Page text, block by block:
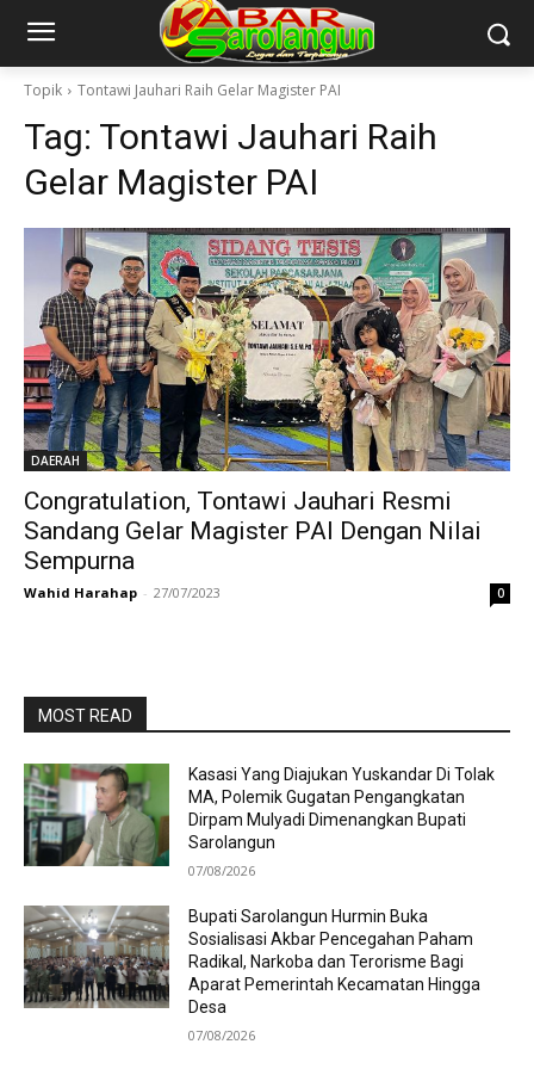
Topik Tontawi Jauhari Raih Gelar Magister PAI
Tag: Tontawi Jauhari Raih
Gelar Magister PAI
DAERAH
Congratulation, Tontawi Jauhari Resmi
Sandang Gelar Magister PAI Dengan Nilai
Sempurna
Wahid Harahap - 27/07/2023 0
MOST READ
Kasasi Yang Diajukan Yuskandar Di Tolak
MA, Polemik Gugatan Pengangkatan
Dirpam Mulyadi Dimenangkan Bupati
Sarolangun
07/08/2026
Bupati Sarolangun Hurmin Buka
Sosialisasi Akbar Pencegahan Paham
Radikal, Narkoba dan Terorisme Bagi
Aparat Pemerintah Kecamatan Hingga
Desa
07/08/2026